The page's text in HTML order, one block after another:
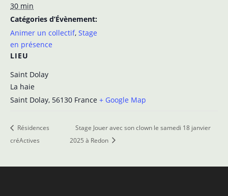
30 min
Catégories d’Évènement:
Animer un collectif, Stage
en présence
LIEU
Saint Dolay
La haie
Saint Dolay, 56130 France + Google Map
Résidences
créActives
Stage Jouer avec son clown le samedi 18 janvier
2025 à Redon